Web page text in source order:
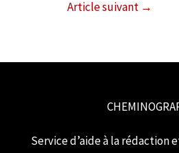
Article suivant →
Service d’aide à la rédaction